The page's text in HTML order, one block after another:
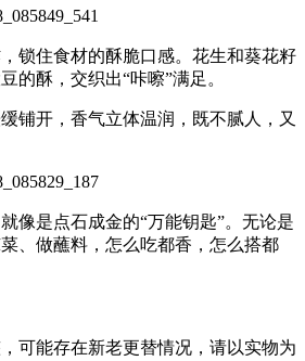
锁住食材的酥脆口感。花生和葵花籽
的酥，交织出“咔嚓”满足。
铺开，香气立体温润，既不腻人，又
像是点石成金的“万能钥匙”。无论是
、做蘸料，怎么吃都香，怎么搭都
可能存在新老更替情况，请以实物为